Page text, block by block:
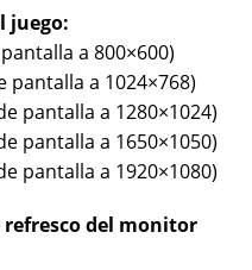
juego:
a 800×600)
pantalla a 1024×768)
pantalla a 1280×1024)
pantalla a 1650×1050)
pantalla a 1920×1080)
del monitor